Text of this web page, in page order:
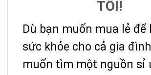
TÔI!
Dù bạn muốn mua lẻ để
sức khỏe cho cả gia
muốn tìm một nguồn sỉ